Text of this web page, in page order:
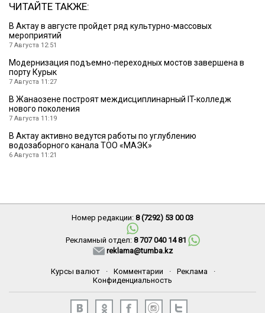
ЧИТАЙТЕ ТАКЖЕ:
В Актау в августе пройдет ряд культурно-массовых
мероприятий
7 Августа 12:51
Модернизация подъемно-переходных мостов завершена в
порту Курык
7 Августа 11:27
В Жанаозене построят междисциплинарный IT-колледж
нового поколения
7 Августа 11:19
В Актау активно ведутся работы по углублению
водозаборного канала ТОО «МАЭК»
6 Августа 11:21
Номер редакции: 8 (7292) 53 00 03
Рекламный отдел: 8 707 040 14 81
reklama@tumba.kz
Курсы валют · Комментарии · Реклама
·
Конфиденциальность